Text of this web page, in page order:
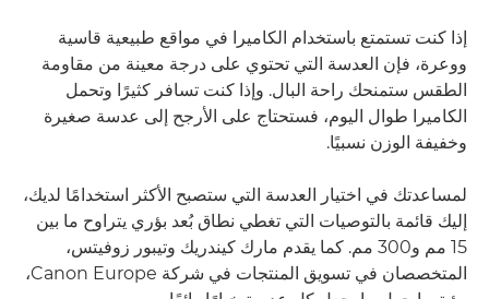
إذا كنت تستمتع باستخدام الكاميرا في مواقع طبيعية قاسية
ووعرة، فإن العدسة التي تحتوي على درجة معينة من مقاومة
الطقس ستمنحك راحة البال. وإذا كنت تسافر كثيرًا وتحمل
الكاميرا طوال اليوم، فستحتاج على الأرجح إلى عدسة صغيرة
وخفيفة الوزن نسبيًا.
لمساعدتك في اختيار العدسة التي ستصبح الأكثر استخدامًا لديك،
إليك قائمة بالتوصيات التي تغطي نطاق بُعد بؤري يتراوح ما بين
15 مم و300 مم. كما يقدم مارك كيندريك وتيبور زوفيتس،
المتخصصان في تسويق المنتجات في شركة Canon Europe،